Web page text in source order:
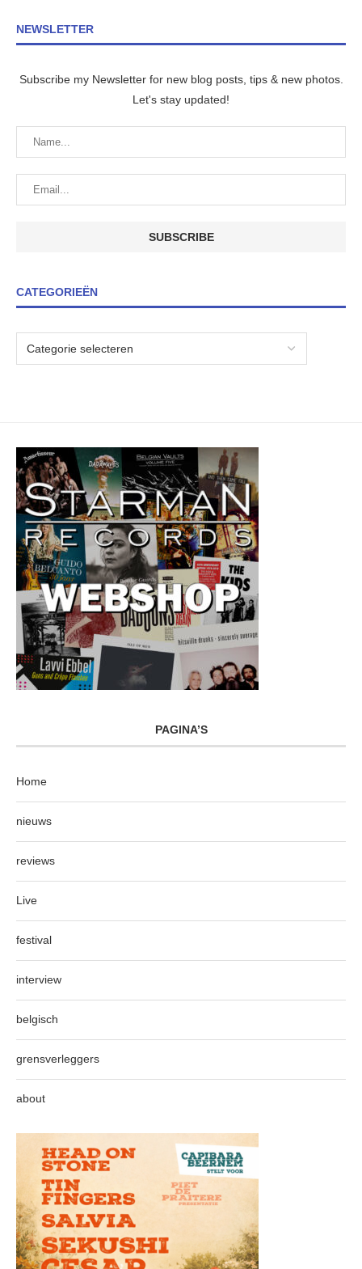
NEWSLETTER
Subscribe my Newsletter for new blog posts, tips & new photos.
Let's stay updated!
CATEGORIEËN
PAGINA’S
Home
nieuws
reviews
Live
festival
interview
belgisch
grensverleggers
about